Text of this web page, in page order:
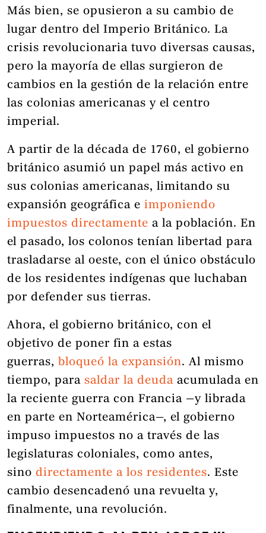
Más bien, se opusieron a su cambio de
lugar dentro del Imperio Británico. La
crisis revolucionaria tuvo diversas causas,
pero la mayoría de ellas surgieron de
cambios en la gestión de la relación entre
las colonias americanas y el centro
imperial.
A partir de la década de 1760, el gobierno
británico asumió un papel más activo en
sus colonias americanas, limitando su
expansión geográfica e imponiendo
impuestos directamente a la población. En
el pasado, los colonos tenían libertad para
trasladarse al oeste, con el único obstáculo
de los residentes indígenas que luchaban
por defender sus tierras.
Ahora, el gobierno británico, con el
objetivo de poner fin a estas
guerras, bloqueó la expansión. Al mismo
tiempo, para saldar la deuda acumulada en
la reciente guerra con Francia —y librada
en parte en Norteamérica—, el gobierno
impuso impuestos no a través de las
legislaturas coloniales, como antes,
sino directamente a los residentes. Este
cambio desencadenó una revuelta y,
finalmente, una revolución.